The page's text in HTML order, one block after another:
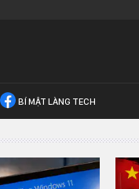
BÍ MẬT LÀNG TECH